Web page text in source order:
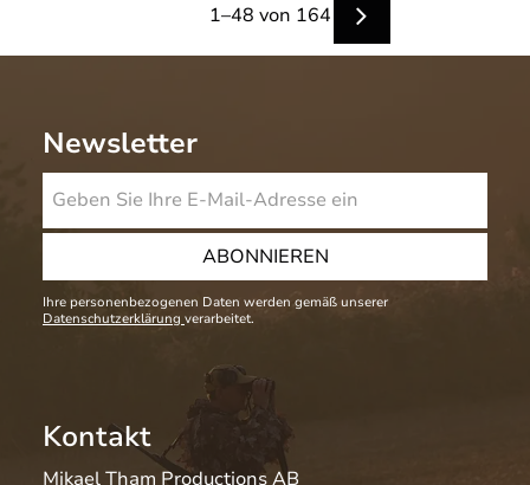
1–48 von 164
Newsletter
ABONNIEREN
Ihre personenbezogenen Daten werden gemäß unserer
Datenschutzerklärung verarbeitet.
Kontakt
Mikael Tham Productions AB